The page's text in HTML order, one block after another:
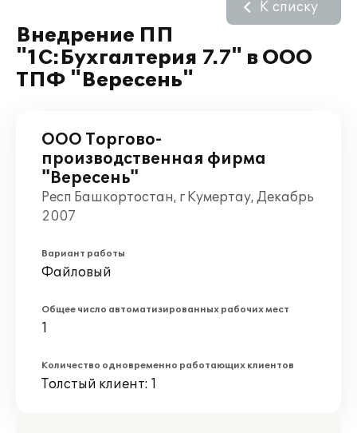
Внедрение ПП
"1С:Бухгалтерия 7.7" в ООО
ТПФ "Вересень"
К списку
ООО Торгово-
производственная фирма
"Вересень"
Респ Башкортостан, г Кумертау, Декабрь
2007
Вариант работы
Файловый
Общее число автоматизированных рабочих мест
1
Количество одновременно работающих клиентов
Толстый клиент: 1